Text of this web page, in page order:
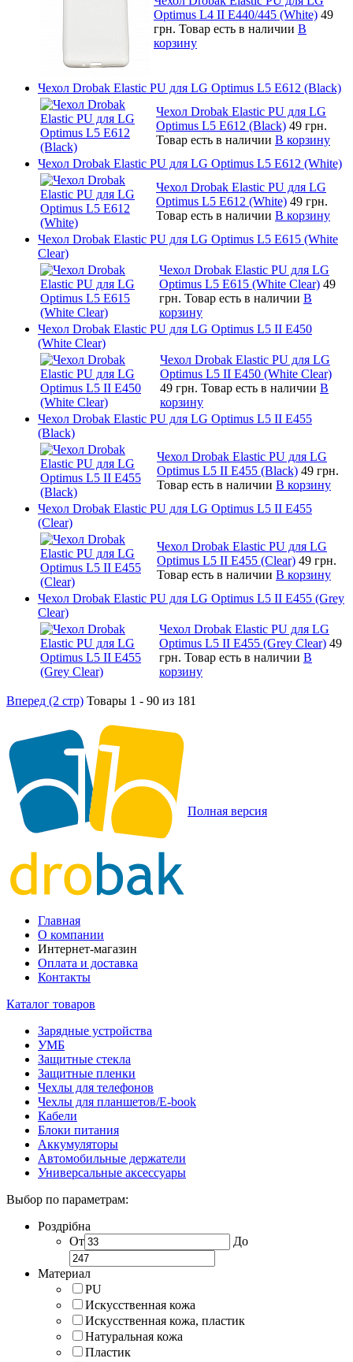
Optimus L4 II E440/445 (White) 49
грн. Товар есть в наличии В
корзину
Чехол Drobak Elastic PU для LG Optimus L5 E612 (Black)
Чехол Drobak Elastic PU для LG
Optimus L5 E612 (Black) 49 грн.
Товар есть в наличии В корзину
Чехол Drobak Elastic PU для LG Optimus L5 E612 (White)
Чехол Drobak Elastic PU для LG
Optimus L5 E612 (White) 49 грн.
Товар есть в наличии В корзину
Чехол Drobak Elastic PU для LG Optimus L5 E615 (White
Clear)
Чехол Drobak Elastic PU для LG
Optimus L5 E615 (White Clear) 49
грн. Товар есть в наличии В
корзину
Чехол Drobak Elastic PU для LG Optimus L5 II E450
(White Сlear)
Чехол Drobak Elastic PU для LG
Optimus L5 II E450 (White Сlear)
49 грн. Товар есть в наличии В
корзину
Чехол Drobak Elastic PU для LG Optimus L5 II E455
(Black)
Чехол Drobak Elastic PU для LG
Optimus L5 II E455 (Black) 49 грн.
Товар есть в наличии В корзину
Чехол Drobak Elastic PU для LG Optimus L5 II E455
(Clear)
Чехол Drobak Elastic PU для LG
Optimus L5 II E455 (Clear) 49 грн.
Товар есть в наличии В корзину
Чехол Drobak Elastic PU для LG Optimus L5 II E455 (Grey
Clear)
Чехол Drobak Elastic PU для LG
Optimus L5 II E455 (Grey Clear) 49
грн. Товар есть в наличии В
корзину
Вперед (2 стр) Товары 1 - 90 из 181
Полная версия
Главная
О компании
Интернет-магазин
Оплата и доставка
Контакты
Каталог товаров
Зарядные устройства
УМБ
Защитные стекла
Защитные пленки
Чехлы для телефонов
Чехлы для планшетов/E-book
Кабели
Блоки питания
Аккумуляторы
Автомобильные держатели
Универсальные аксессуары
Выбор по параметрам:
Роздрібна
От
До
Материал
PU
Искусственная кожа
Искусственная кожа, пластик
Натуральная кожа
Пластик